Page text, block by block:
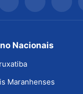
Nacionais
Maranhenses